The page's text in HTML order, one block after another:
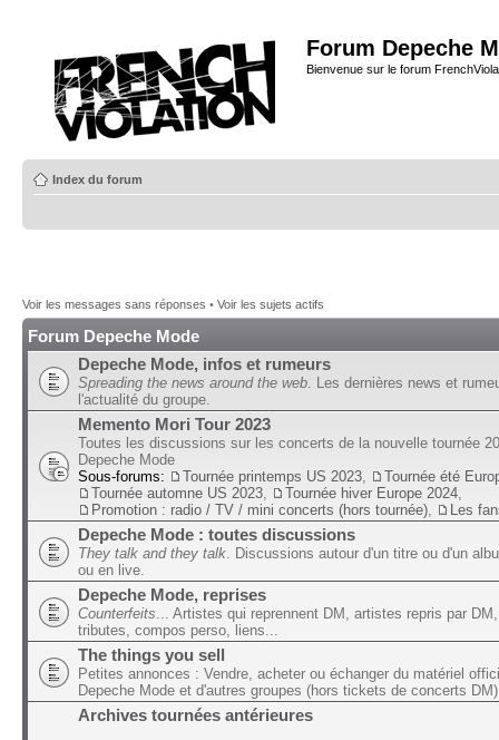
Forum Depeche
Bienvenue sur le forum
Index du forum
Voir les messages sans réponses • Voir les sujets actifs
Forum Depeche Mode
Depeche Mode, infos et rumeurs
Spreading the news around the web . Les dernières news et
l'actualité du groupe.
Memento Mori Tour 2023
Toutes les discussions sur les concerts de la nouvelle tournée
Depeche Mode
Sous-forums:
Tournée printemps US 2023
Tournée été
Tournée automne US 2023
Tournée hiver Europe 2024
Promotion : radio / TV / mini concerts (hors tournée)
Les
Depeche Mode : toutes discussions
They talk and they talk . Discussions autour d'un titre ou d'un
ou en live.
Depeche Mode, reprises
Counterfeits ... Artistes qui reprennent DM, artistes repris par
tributes, compos perso, liens...
The things you sell
Petites annonces : Vendre, acheter ou échanger du matériel
Depeche Mode et d'autres groupes (hors tickets de concerts DM)
Archives tournées antérieures